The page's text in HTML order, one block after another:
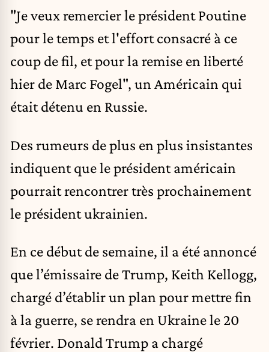
"Je veux remercier le président Poutine
pour le temps et l'effort consacré à ce
coup de fil, et pourla remise en liberté
hier de Marc Fogel", un Américain qui
était détenu en Russie.
Des rumeurs de plus en plus insistantes
indiquent que le président américain
pourrait rencontrer très prochainement
le président ukrainien.
En ce début de semaine, il a été annoncé
que l’émissaire de Trump, Keith Kellogg,
chargé d’établir un plan pour mettre fin
à la guerre, se rendra en Ukraine le 20
février. Donald Trump a chargé